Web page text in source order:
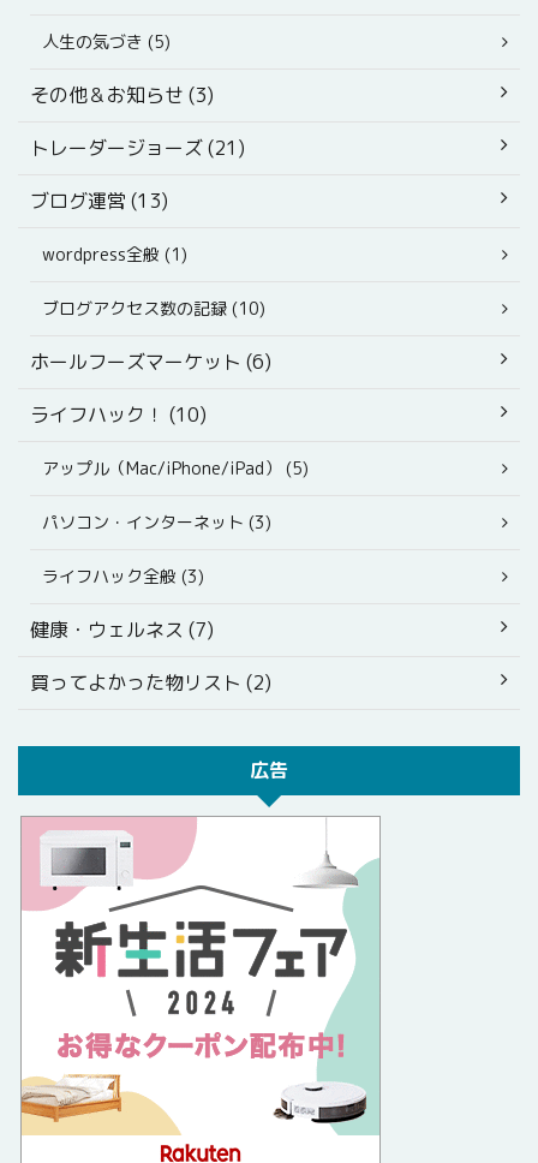
人生の気づき (5)
その他＆お知らせ (3)
トレーダージョーズ (21)
ブログ運営 (13)
wordpress全般 (1)
ブログアクセス数の記録 (10)
ホールフーズマーケット (6)
ライフハック！ (10)
アップル（Mac/iPhone/iPad） (5)
パソコン・インターネット (3)
ライフハック全般 (3)
健康・ウェルネス (7)
買ってよかった物リスト (2)
広告